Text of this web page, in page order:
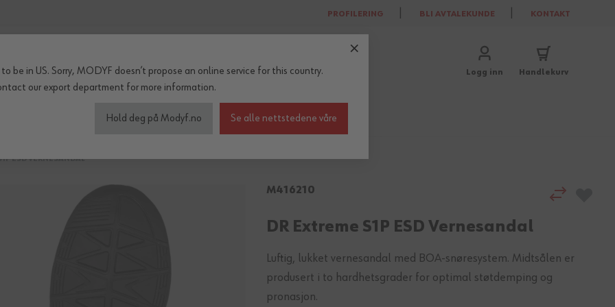
PROFILERING BLI AVTALEKUNDE KONTAKT
Logg inn Handlekurv
ESD VERNESANDAL
M416210
DR Extreme S1P ESD Vernesandal
Luftig, lukket vernesandal med BOA-snøresystem. Midtsålen er
produsert i to hardhetsgrader for optimal støtdemping og
pronasjon.
to be in US. Sorry, MODYF doesn’t propose an online service for this country.
our export department for more information.
Hold deg på Modyf.no Se alle nettstedene våre